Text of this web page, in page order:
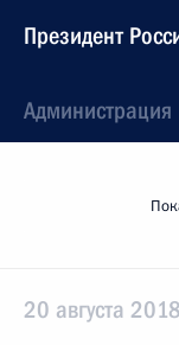
Президент
Администрация
20 августа